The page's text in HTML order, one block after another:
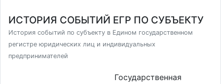
ИСТОРИЯ СОБЫТИЙ ЕГР ПО СУБЪЕКТУ
История событий по субъекту в Едином государственном
регистре юридических лиц и индивидуальных
предпринимателей
Государственная